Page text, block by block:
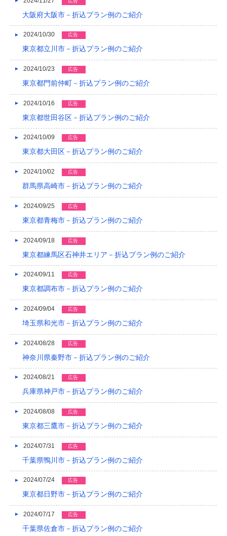
大阪府大阪市－折込プラン例のご紹介
2024/10/30 広告
東京都立川市－折込プラン例のご紹介
2024/10/23 広告
東京都門前仲町－折込プラン例のご紹介
2024/10/16 広告
東京都世田谷区－折込プラン例のご紹介
2024/10/09 広告
東京都大田区－折込プラン例のご紹介
2024/10/02 広告
群馬県高崎市－折込プラン例のご紹介
2024/09/25 広告
東京都青梅市－折込プラン例のご紹介
2024/09/18 広告
東京都練馬区石神井エリア－折込プラン例のご紹介
2024/09/11 広告
東京都調布市－折込プラン例のご紹介
2024/09/04 広告
埼玉県和光市－折込プラン例のご紹介
2024/08/28 広告
神奈川県秦野市－折込プラン例のご紹介
2024/08/21 広告
兵庫県神戸市－折込プラン例のご紹介
2024/08/08 広告
東京都三鷹市－折込プラン例のご紹介
2024/07/31 広告
千葉県鴨川市－折込プラン例のご紹介
2024/07/24 広告
東京都日野市－折込プラン例のご紹介
2024/07/17 広告
千葉県佐倉市－折込プラン例のご紹介